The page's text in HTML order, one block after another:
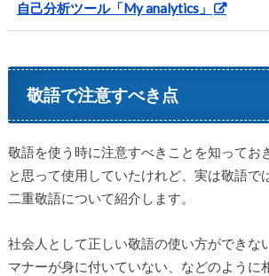
自己分析ツール「My analytics」
敬語で注意すべき点
敬語を使う時に注意すべきことを知ってお
と思って使用していたけれど、実は敬語で
二重敬語について紹介します。
社会人として正しい敬語の使い方ができな
マナーが身に付いていない、などのように